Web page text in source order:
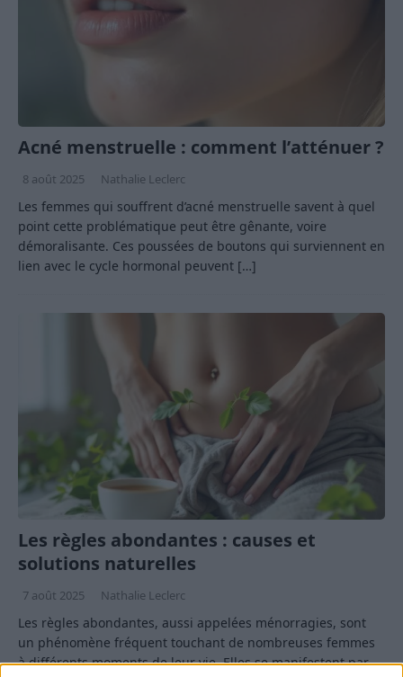
Acné menstruelle : comment l’atténuer ?
8 août 2025 Nathalie Leclerc
Les femmes qui souffrent d’acné menstruelle savent à quel
point cette problématique peut être gênante, voire
démoralisante. Ces poussées de boutons qui surviennent en
lien avec le cycle hormonal peuvent […]
Les règles abondantes : causes et
solutions naturelles
7 août 2025 Nathalie Leclerc
Les règles abondantes, aussi appelées ménorragies, sont
un phénomène fréquent touchant de nombreuses femmes
à différents moments de leur vie. Elles se manifestent par